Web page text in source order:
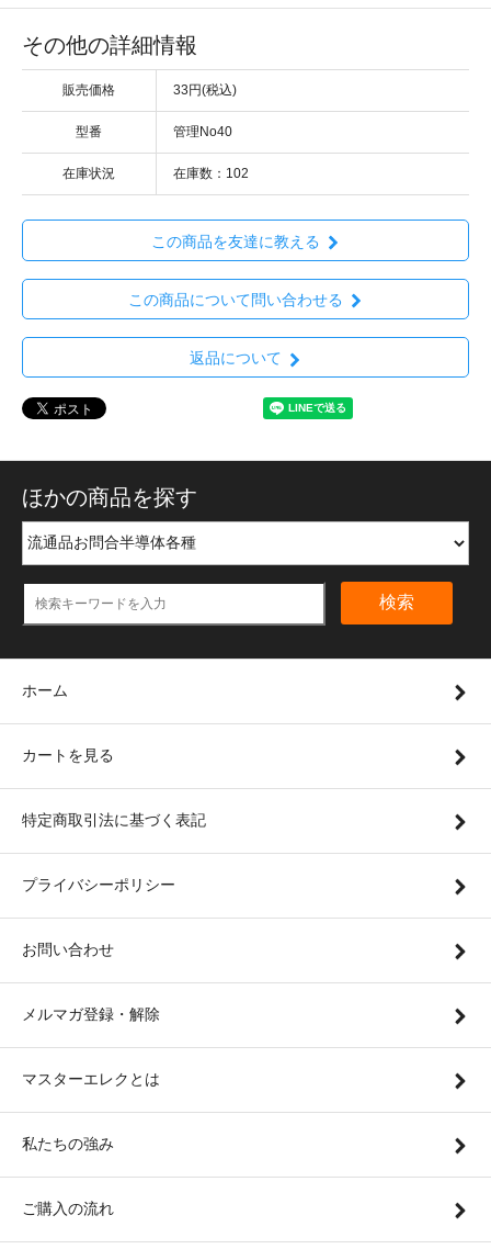
その他の詳細情報
販売価格 33円(税込)
型番 管理No40
在庫状況 在庫数：102
この商品を友達に教える
この商品について問い合わせる
返品について
ほかの商品を探す
検索
ホーム
カートを見る
特定商取引法に基づく表記
プライバシーポリシー
お問い合わせ
メルマガ登録・解除
マスターエレクとは
私たちの強み
ご購入の流れ